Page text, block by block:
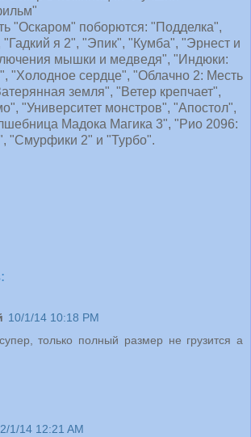
"Оскаром" поборются: "Подделка",
я 2", "Эпик", "Кумба", "Эрнест и
мышки и медведя", "Индюки:
"Холодное сердце", "Облачно 2: Месть
земля", "Ветер крепчает",
"Университет монстров", "Апостол",
Мадока Магика 3", "Рио 2096:
"Смурфики 2" и "Турбо".
10/1/14 10:18 PM
только полный размер не грузится а
1/14 12:21 AM